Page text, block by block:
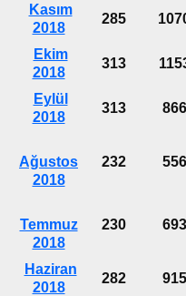
Kasım
2018
285
Ekim
2018
313
Eylül
2018
313 866
Ağustos
2018
232 556
Temmuz
2018
230 693
Haziran
2018
282 915